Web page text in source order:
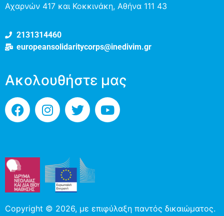
Αχαρνών 417 και Κοκκινάκη, Αθήνα 111 43
2131314460
europeansolidaritycorps@inedivim.gr
Ακολουθήστε μας
Copyright © 2026, με επιφύλαξη παντός δικαιώματος.